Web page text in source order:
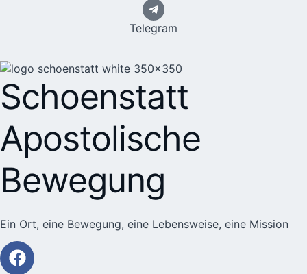
Telegram
Schoenstatt
Apostolische
Bewegung
Ein Ort, eine Bewegung, eine Lebensweise, eine Mission